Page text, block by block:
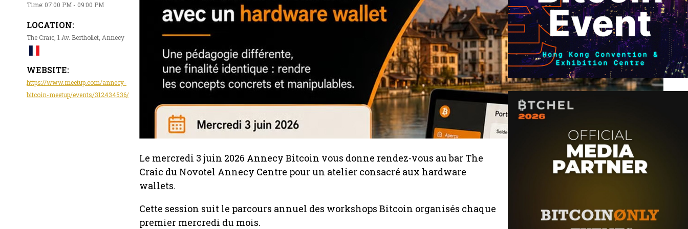
Time: 07:00 PM - 09:00 PM
LOCATION:
The Craic, 1 Av. Berthollet, Annecy
WEBSITE:
https://www.meetup.com/annecy-
bitcoin-meetup/events/312434536/
Le mercredi 3 juin 2026 Annecy Bitcoin vous donne rendez-vous au bar The
Craic du Novotel Annecy Centre pour un atelier consacré aux hardware
wallets.
Cette session suit le parcours annuel des workshops Bitcoin organisés chaque
premier mercredi du mois.